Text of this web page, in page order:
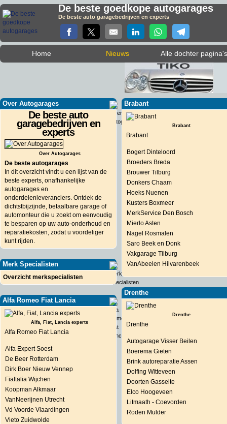
De beste goedkope autogarages
De beste auto garagebedrijven en experts
Home Nieuws Alle dochter pagina's
Over Autogarages
De beste auto
garagebedrijven en
experts
Over Autogarages
De beste autogarages
In dit overzicht vindt u een lijst van de
beste experts, onafhankelijke
autogarages en
onderdelenleveranciers. Ontdek de
dichtstbijzijnde, betaalbare garage of
automonteur die u zoekt om eenvoudig
te besparen op uw auto-onderhoud en
reparatiekosten, zodat u voordeliger
kunt rijden.
Merk Specialisten
Overzicht merkspecialisten
Alfa Romeo Fiat Lancia
Alfa, Fiat, Lancia experts
Alfa Romeo Fiat Lancia
Alfa Expert Soest
De Beer Rotterdam
Dirk Boer Nieuw Vennep
FiaItalia Wijchen
Koopman Alkmaar
VanNeerijnen Utrecht
Vd Voorde Vlaardingen
Vieto Zuidwolde
Brabant
Brabant
Brabant
Bogert Dinteloord
Broeders Breda
Brouwer Tilburg
Donkers Chaam
Hoeks Nuenen
Kusters Boxmeer
MerkService Den Bosch
Mierlo Asten
Nagel Rosmalen
Saro Beek en Donk
Vakgarage Tilburg
VanAbeelen Hilvarenbeek
Drenthe
Drenthe
Drenthe
Autogarage Visser Beilen
Boerema Gieten
Brink autoreparatie Assen
Dolfing Witteveen
Doorten Gasselte
Elco Hoogeveen
Litmaath - Coevorden
Roden Mulder